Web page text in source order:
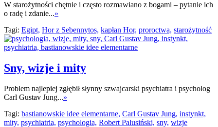
W starożytności chętnie i często rozmawiano z bogami – pytanie ich
o radę i zdanie...»
Tagi: Egipt, Hor z Sebennytos, kapłan Hor, proroctwa, starożytność
Sny, wizje i mity
Problem najlepiej zgłębił słynny szwajcarski psychiatra i psycholog
Carl Gustav Jung...»
Tagi: bastianowskie idee elementarne, Carl Gustav Jung, instynkt,
mity, psychiatria, psychologia, Robert Palusiński, sny, wizje